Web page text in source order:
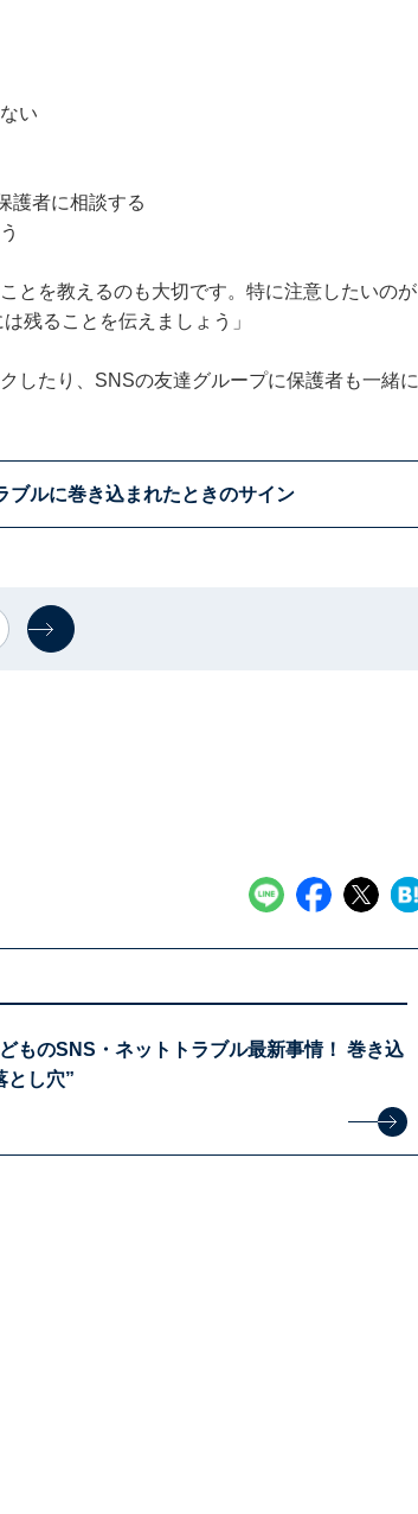
い
護者に相談する
とを教えるのも大切です。特に注意したいのが
残ることを伝えましょう」
したり、SNSの友達グループに保護者も一緒に
ブルに巻き込まれたときのサイン
ものSNS・ネットトラブル最新事情！ 巻き込
とし穴”